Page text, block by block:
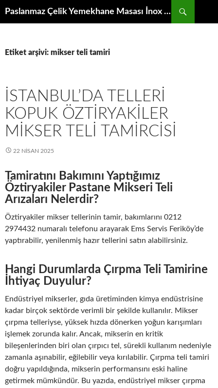
Paslanmaz Çelik Yemekhane Masası İnox Krom Bulaşıkhane Evyesi Tezgahı
Etiket arşivi: mikser teli tamiri
İSTANBUL’DA TELLERI
KOPUK ÖZTIRYAKILER
MIKSER TELI TAMIRCISI
22 NISAN 2025
Tamiratını Bakımını Yaptığımız
Öztiryakiler Pastane Mikseri Teli
Arızaları Nelerdir?
Öztiryakiler mikser tellerinin tamir, bakımlarını 0212
2974432 numaralı telefonu arayarak Ems Servis Feriköy’de
yaptırabilir, yenilenmiş hazır tellerini satın alabilirsiniz.
Hangi Durumlarda Çırpma Teli Tamirine
İhtiyaç Duyulur?
Endüstriyel mikserler, gıda üretiminden kimya endüstrisine
kadar birçok sektörde verimli bir şekilde kullanılır. Mikser
çırpma telleriyse, yüksek hızda dönerken yoğun karışımları
işlemek zorunda kalır. Ancak, mikserin en kritik
bileşenlerinden biri olan çırpıcı tel, sürekli kullanım nedeniyle
zamanla aşınabilir, eğilebilir veya kırılabilir. Çırpma teli tamiri
doğru yapıldığında, mikserin performansını eski haline
getirmek mümkündür. Bu yazıda, endüstriyel mikser çırpma